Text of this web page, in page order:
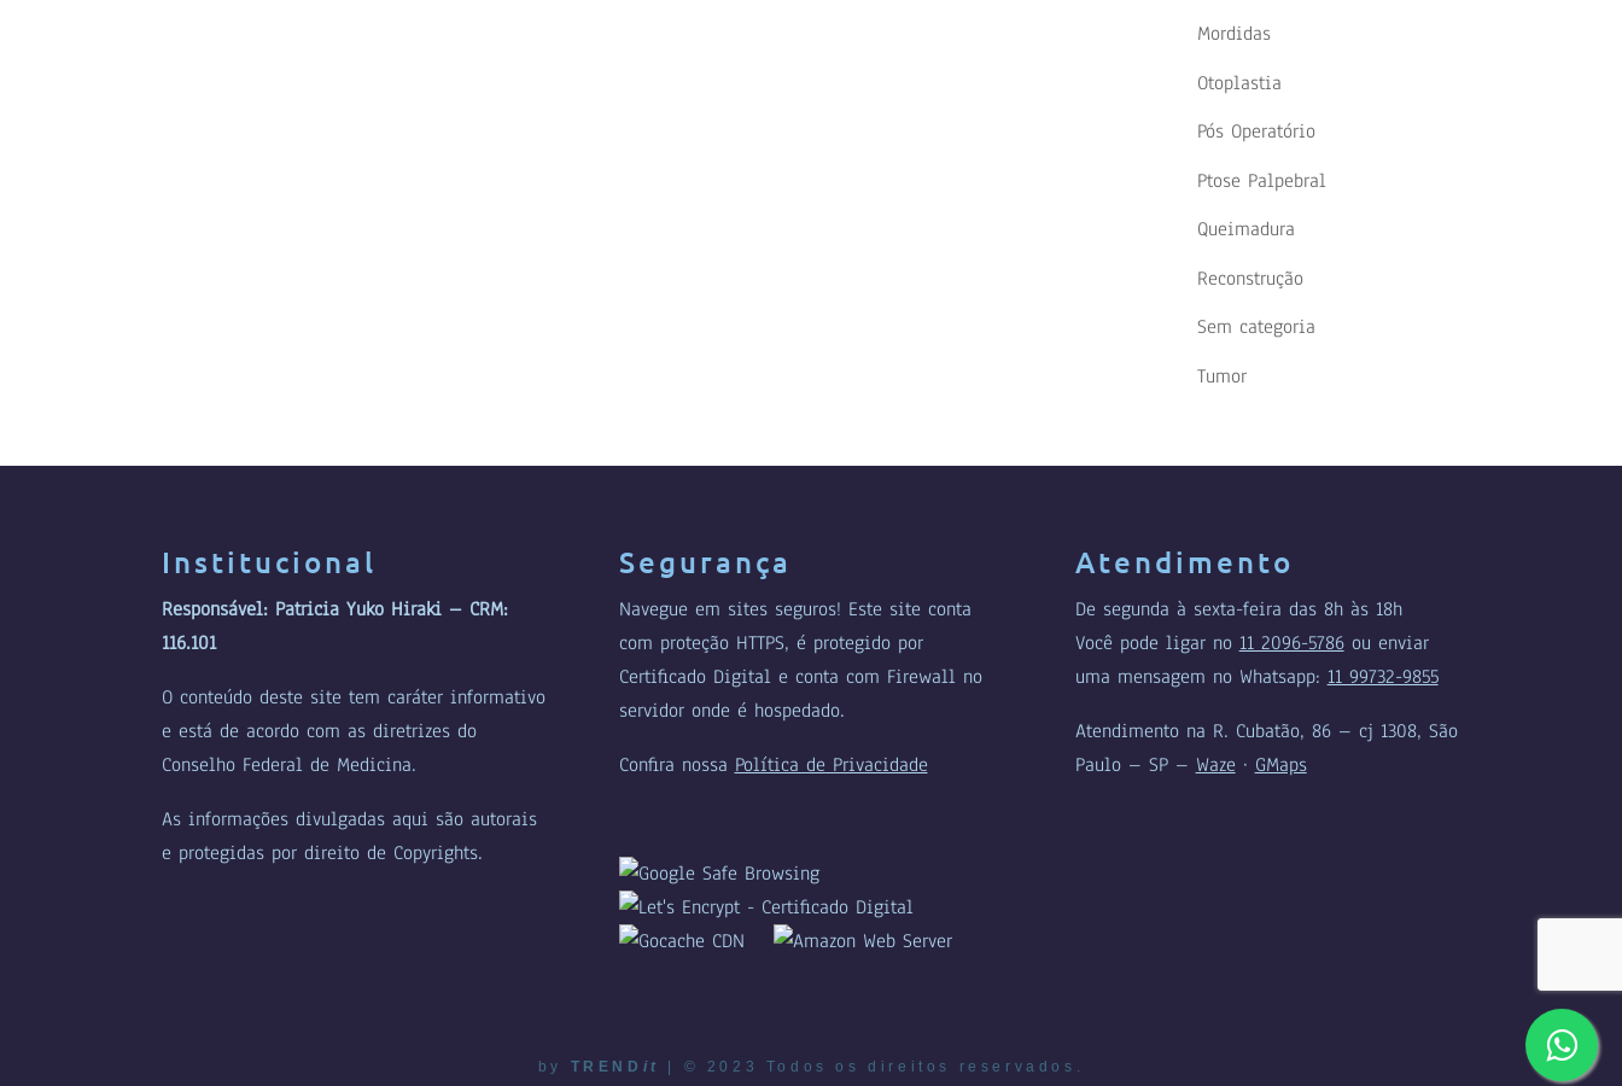
Mordidas
Otoplastia
Pós Operatório
Ptose Palpebral
Queimadura
Reconstrução
Sem categoria
Tumor
Institucional
Responsável: Patricia Yuko Hiraki – CRM:
116.101
O conteúdo deste site tem caráter informativo
e está de acordo com as diretrizes do
Conselho Federal de Medicina.
As informações divulgadas aqui são autorais
e protegidas por direito de Copyrights.
Segurança
Navegue em sites seguros! Este site conta
com proteção HTTPS, é protegido por
Certificado Digital e conta com Firewall no
servidor onde é hospedado.
Confira nossa Política de Privacidade
Atendimento
De segunda à sexta-feira das 8h às 18h
Você pode ligar no 11 2096-5786ou enviar
uma mensagem no Whatsapp: 11 99732-9855
Atendimento na R. Cubatão, 86 – cj 1308, São
Paulo – SP – Waze · GMaps
by TREND it | © 2023 Todos os direitos reservados.